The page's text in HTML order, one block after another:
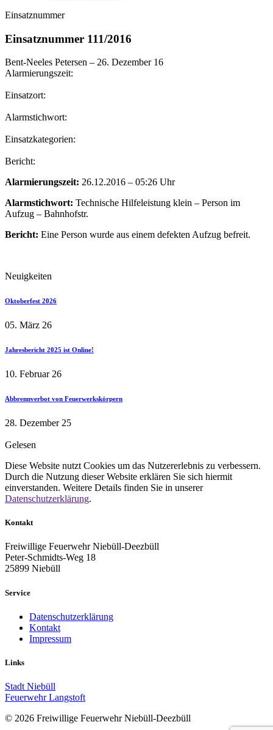
Einsatznummer
Einsatznummer 111/2016
Bent-Neeles Petersen – 26. Dezember 16
Alarmierungszeit:
Einsatzort:
Alarmstichwort:
Einsatzkategorien:
Bericht:
Alarmierungszeit: 26.12.2016 – 05:26 Uhr
Alarmstichwort: Technische Hilfeleistung klein – Person im
Aufzug – Bahnhofstr.
Bericht: Eine Person wurde aus einem defekten Aufzug befreit.
Neuigkeiten
Oktoberfest 2026
05. März 26
Jahresbericht 2025 ist Online!
10. Februar 26
Abbrennverbot von Feuerwerkskörpern
28. Dezember 25
Gelesen
Diese Website nutzt Cookies um das Nutzererlebnis zu verbessern.
Durch die Nutzung dieser Website erklären Sie sich hiermit
einverstanden. Weitere Details finden Sie in unserer
Datenschutzerklärung.
Kontakt
Freiwillige Feuerwehr Niebüll-Deezbüll
Peter-Schmidts-Weg 18
25899 Niebüll
Service
Datenschutzerklärung
Kontakt
Impressum
Links
Stadt Niebüll
Feuerwehr Langstoft
© 2026 Freiwillige Feuerwehr Niebüll-Deezbüll